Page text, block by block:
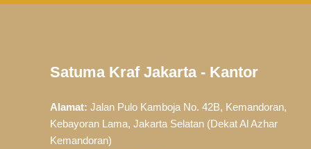
Satuma Kraf Jakarta - Kantor
Alamat: Jalan Pulo Kamboja No. 42B, Kemandoran,
Kebayoran Lama, Jakarta Selatan (Dekat Al Azhar
Kemandoran)